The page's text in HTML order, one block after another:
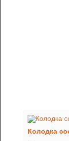
Колодка